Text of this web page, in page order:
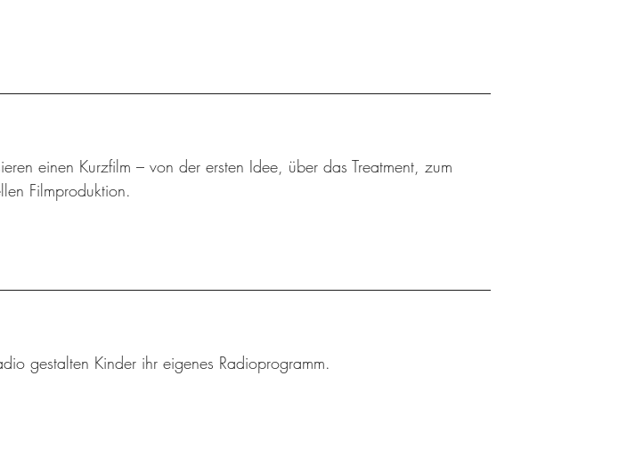
einen Kurzfilm – von der ersten Idee, über das Treatment, zum
Filmproduktion.
gestalten Kinder ihr eigenes Radioprogramm.